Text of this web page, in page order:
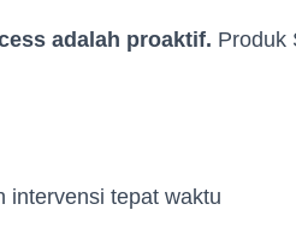
adalah proaktif. Produk
intervensi tepat waktu